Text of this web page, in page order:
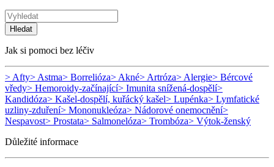
Hledat
Jak si pomoci bez léčiv
> Afty> Astma> Borrelióza> Akné> Artróza> Alergie> Bércové
vředy> Hemoroidy-začínající> Imunita snížená-dospělí>
Kandidóza> Kašel-dospělí, kuřácký kašel> Lupénka> Lymfatické
uzliny-zduření> Mononukleóza> Nádorové onemocnění>
Nespavost> Prostata> Salmonelóza> Trombóza> Výtok-ženský
Důležité informace